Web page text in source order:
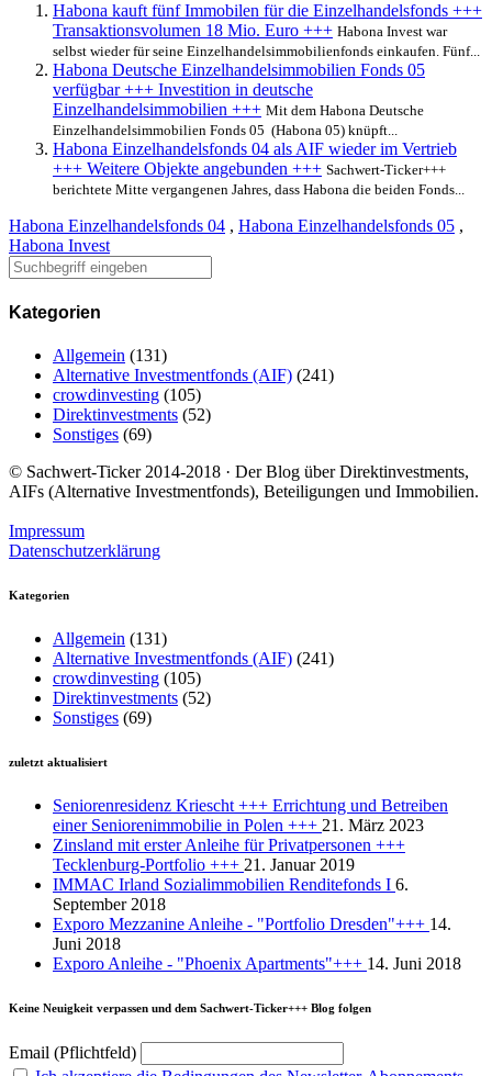
Habona kauft fünf Immobilen für die Einzelhandelsfonds +++
Transaktionsvolumen 18 Mio. Euro +++ Habona Invest war
selbst wieder für seine Einzelhandelsimmobilienfonds einkaufen. Fünf...
Habona Deutsche Einzelhandelsimmobilien Fonds 05
verfügbar +++ Investition in deutsche
Einzelhandelsimmobilien +++ Mit dem Habona Deutsche
Einzelhandelsimmobilien Fonds 05 (Habona 05) knüpft...
Habona Einzelhandelsfonds 04 als AIF wieder im Vertrieb
+++ Weitere Objekte angebunden +++ Sachwert-Ticker+++
berichtete Mitte vergangenen Jahres, dass Habona die beiden Fonds...
Habona Einzelhandelsfonds 04 , Habona Einzelhandelsfonds 05 ,
Habona Invest
Kategorien
Allgemein (131)
Alternative Investmentfonds (AIF) (241)
crowdinvesting (105)
Direktinvestments (52)
Sonstiges (69)
© Sachwert-Ticker 2014-2018 · Der Blog über Direktinvestments,
AIFs (Alternative Investmentfonds), Beteiligungen und Immobilien.
Impressum
Datenschutzerklärung
Kategorien
Allgemein (131)
Alternative Investmentfonds (AIF) (241)
crowdinvesting (105)
Direktinvestments (52)
Sonstiges (69)
zuletzt aktualisiert
Seniorenresidenz Kriescht +++ Errichtung und Betreiben
einer Seniorenimmobilie in Polen +++ 21. März 2023
Zinsland mit erster Anleihe für Privatpersonen +++
Tecklenburg-Portfolio +++ 21. Januar 2019
IMMAC Irland Sozialimmobilien Renditefonds I 6.
September 2018
Exporo Mezzanine Anleihe - "Portfolio Dresden"+++ 14.
Juni 2018
Exporo Anleihe - "Phoenix Apartments"+++ 14. Juni 2018
Keine Neuigkeit verpassen und dem Sachwert-Ticker+++ Blog folgen
Email (Pflichtfeld)